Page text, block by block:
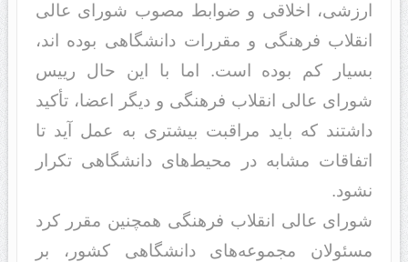
ارزشی، اخلاقی و ضوابط مصوب شورای عالی
انقلاب فرهنگی و مقررات دانشگاهی بوده اند،
بسیار کم بوده است. اما با این حال رییس
شورای عالی انقلاب فرهنگی و دیگر اعضا، تأکید
داشتند که باید مراقبت بیشتری به عمل آید تا
اتفاقات مشابه در محیط‌های دانشگاهی تکرار
نشود.
شورای عالی انقلاب فرهنگی همچنین مقرر کرد
مسئولان مجموعه‌های دانشگاهی کشور، بر